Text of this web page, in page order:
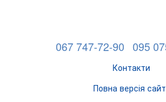
067 747-72-90 095
Контакти
Повна версія